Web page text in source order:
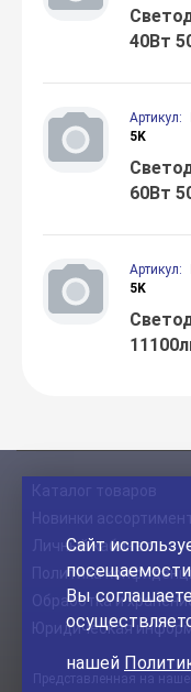
40Вт
Артикул:
5K
60Вт
Артикул:
5K
Каталог товаров
Новинки
Личный кабинет
Политика
Обработка и
Юридическая
Представленная на
Сайт
посещаемости
Вы
нашей